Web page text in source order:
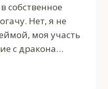
собственное
Нет, я не
моя участь
с дракона…